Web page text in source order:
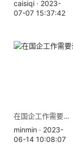
caisiqi · 2023-
07-07 15:37:42
在国企工作需要调档吗？
minmin · 2023-
06-14 10:08:07